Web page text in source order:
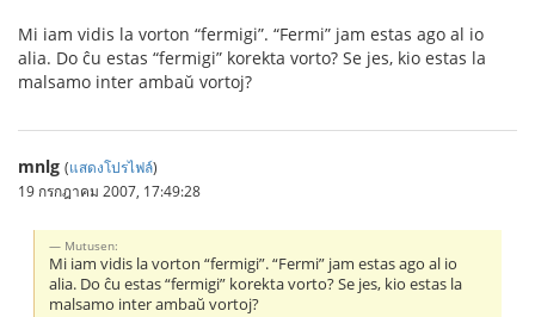
Mi iam vidis la vorton “fermigi”. “Fermi” jam estas ago al io
alia. Do ĉu estas “fermigi” korekta vorto? Se jes, kio estas la
malsamo inter ambaŭ vortoj?
mnlg (แสดงโปรไฟล์)
19 กรกฎาคม 2007, 17:49:28
Mutusen:
Mi iam vidis la vorton “fermigi”. “Fermi” jam estas ago al io
alia. Do ĉu estas “fermigi” korekta vorto? Se jes, kio estas la
malsamo inter ambaŭ vortoj?